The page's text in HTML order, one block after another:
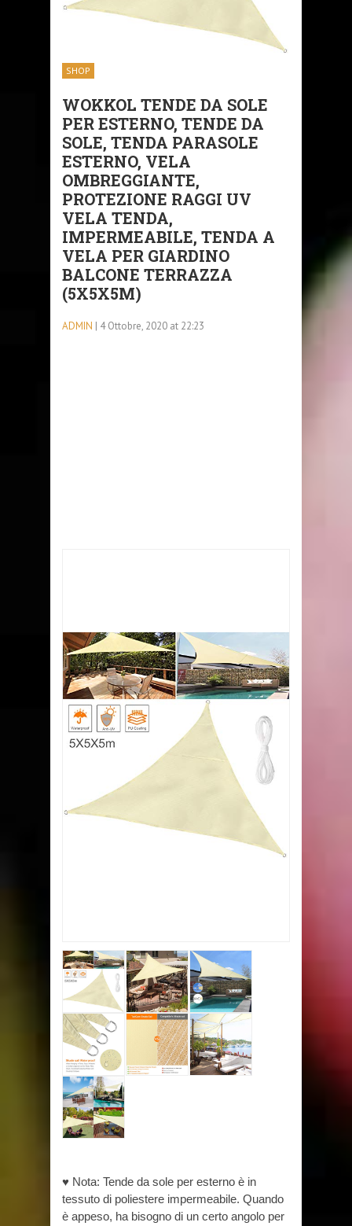
SHOP
WOKKOL TENDE DA SOLE
PER ESTERNO, TENDE DA
SOLE, TENDA PARASOLE
ESTERNO, VELA
OMBREGGIANTE,
PROTEZIONE RAGGI UV
VELA TENDA,
IMPERMEABILE, TENDA A
VELA PER GIARDINO
BALCONE TERRAZZA
(5X5X5M)
ADMIN | 4 Ottobre, 2020 at 22:23
♥ Nota: Tende da sole per esterno è in
tessuto di poliestere impermeabile. Quando
è appeso, ha bisogno di un certo angolo per